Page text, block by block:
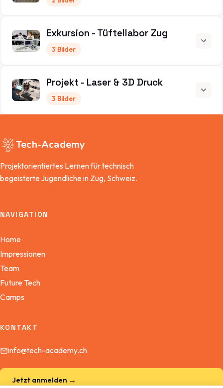
Exkursion - Tüftellabor Zug
3 Bilder
Projekt - Laser & 3D Druck
3 Bilder
Tech-Academy
Projektorientiertes Lernen für technisch
begeisterte Jugendliche in Zug, Schweiz.
NAVIGATION
Home
Impressionen
Team
Future Tech
Camps
KONTAKT
info@tech-academy.ch
Jetzt anmelden →